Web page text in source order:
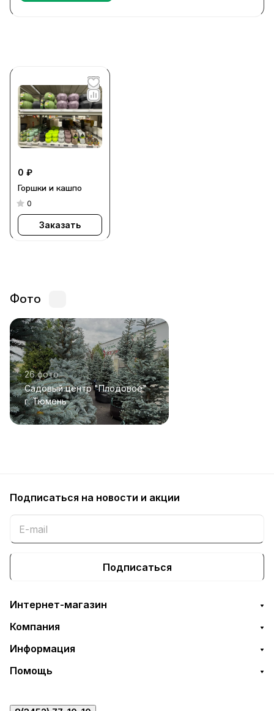
0 ₽
Горшки и кашпо
0
Заказать
Фото
26 фото
Садовый центр "Плодовое"
г. Тюмень
Подписаться на новости и акции
Подписаться
Интернет-магазин
Компания
Информация
Помощь